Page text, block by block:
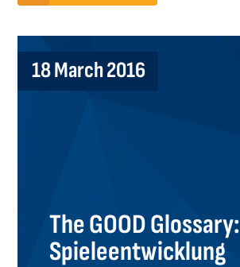
18 March 2016
The GOOD Glossary:
Spieleentwicklung